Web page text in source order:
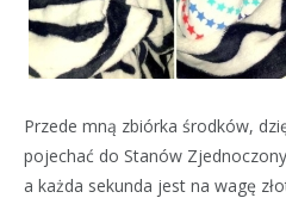
Przede mną zbiórka środków,
pojechać do Stanów
a każda sekunda jest na wagę